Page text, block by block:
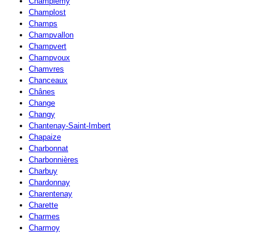
Champlost
Champs
Champvallon
Champvert
Champvoux
Chamvres
Chanceaux
Chânes
Change
Changy
Chantenay-Saint-Imbert
Chapaize
Charbonnat
Charbonnières
Charbuy
Chardonnay
Charentenay
Charette
Charmes
Charmoy